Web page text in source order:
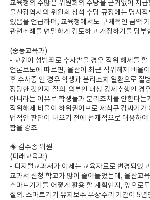
교육청의 수많은 위원회의 수당을 근거없이 지급
울산광역시의 위원회 참석 수당 규정에는 명시
있음을 언급하며, 교육청에서도 구체적인 금액
관련조례를 면밀하게 검토하고 개정하기를 당부
(중등교육과)
- 교원이 성범죄로 수사받을 경우 직위 해제를 할
언론보도에 따르면, 울산이 최근 직위해제 비율
후 수사중 인 경우 학생과 분리조치 일환으로 질
정당한 것인지 질의. 외부인 대상 강제추행인 경
아니라는 이유로 학생들과 분리조치를 안한다는
직위해제 비율이 하위권이므로 제식구 감싸기가
법적인 판단이 나오기 전에 선제적으로 대응하
함을 강조.
◈ 김수종 위원
(미래교육과)
- 디지털교과서가 이제는 교육자료로 변경되었
교과서 신청 학교가 많이 줄어들었는데, 울산교
스마트기기를 어떻게 활용 할 계획인지, 앞으로
질의. 스마트기기 유지보수 무상수리 기간이 5년